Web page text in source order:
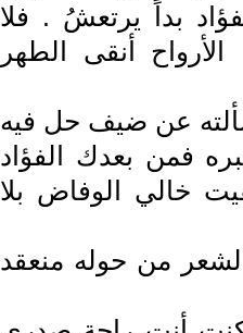
بداً يرتعشُ . فلا
أنقى الطهر
عن ضيف حل فيه
فمن بعدك الفؤاد
خالي الوفاض بلا
من حوله منعقد